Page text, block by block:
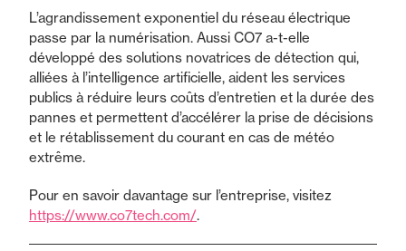
L’agrandissement exponentiel du réseau électrique
passe par la numérisation. Aussi CO7 a-t-elle
développé des solutions novatrices de détection qui,
alliées à l’intelligence artificielle, aident les services
publics à réduire leurs coûts d’entretien et la durée des
pannes et permettent d’accélérer la prise de décisions
et le rétablissement du courant en cas de météo
extrême.
Pour en savoir davantage sur l’entreprise, visitez
https://www.co7tech.com/.